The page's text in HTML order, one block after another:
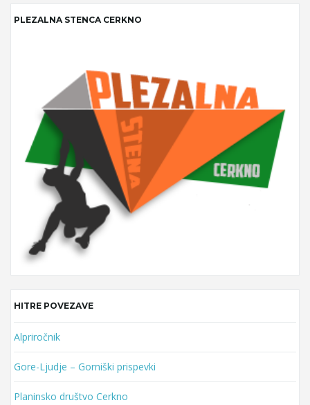
r
c
PLEZALNA STENCA CERKNO
HITRE POVEZAVE
Alpriročnik
Gore-Ljudje – Gorniški prispevki
Planinsko društvo Cerkno